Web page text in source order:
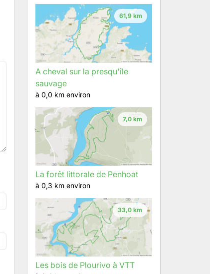
61,9 km
A cheval sur la presqu'île
sauvage
à 0,0 km environ
7,0 km
La forêt littorale de Penhoat
à 0,3 km environ
33,0 km
Les bois de Plourivo à VTT